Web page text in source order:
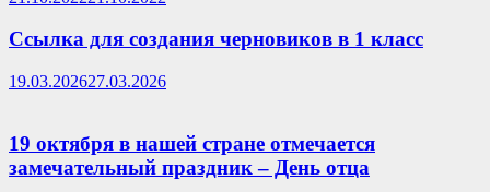
Ссылка для создания черновиков в 1 класс
19.03.202627.03.2026
19 октября в нашей стране отмечается
замечательный праздник – День отца